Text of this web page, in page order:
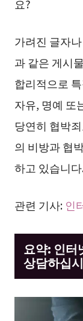
요?
가려진 글자
과 같은 게시
합리적으로
자유, 명예 또
당연히 협박
의 비방과 협
하고 있습니
관련 기사: 인
요약: 인터
상담하십